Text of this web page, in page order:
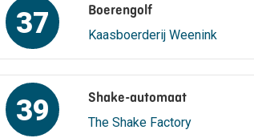
Boerengolf
Kaasboerderij Weenink
37
Shake-automaat
The Shake Factory
39